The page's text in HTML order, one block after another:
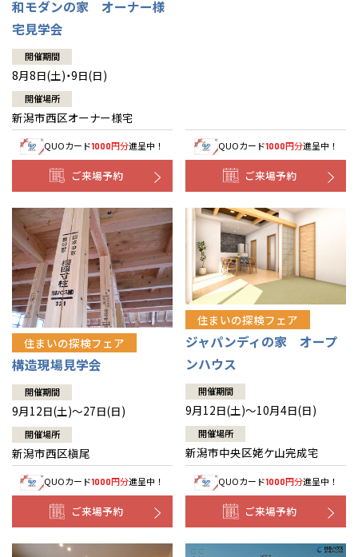
和モダンの家 オーナー様
宅見学会
開催期間
8月8日(土)・9日(日)
開催場所
新潟市西区オーナー様宅
QUOカード1000円分進呈中！
ご来場予約
QUOカード1000円分進呈中！
ご来場予約
住まいの探検フェア
構造現場見学会
開催期間
9月12日(土)～27日(日)
開催場所
新潟市西区槇尾
QUOカード1000円分進呈中！
ご来場予約
住まいの探検フェア
ジャパンディの家 オープ
ンハウス
開催期間
9月12日(土)～10月4日(日)
開催場所
新潟市中央区姥ケ山完成宅
QUOカード1000円分進呈中！
ご来場予約